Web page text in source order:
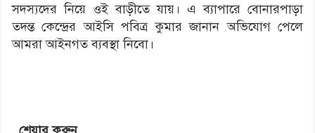
সদস্যদের নিয়ে ওই বাড়ীতে যায়। এ ব্যাপারে বোনারপাড়া
তদন্ত কেন্দ্রের আইসি পবিত্র কুমার জানান অভিযোগ পেলে
আমরা আইনগত ব্যবস্থা নিবো।